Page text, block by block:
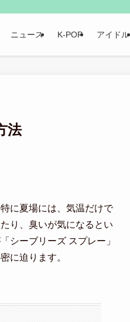
ニュース K-POP アイドル
法
に夏場には、気温だけで
り、臭いが気になるとい
シーブリーズ スプレー」
に迫ります。